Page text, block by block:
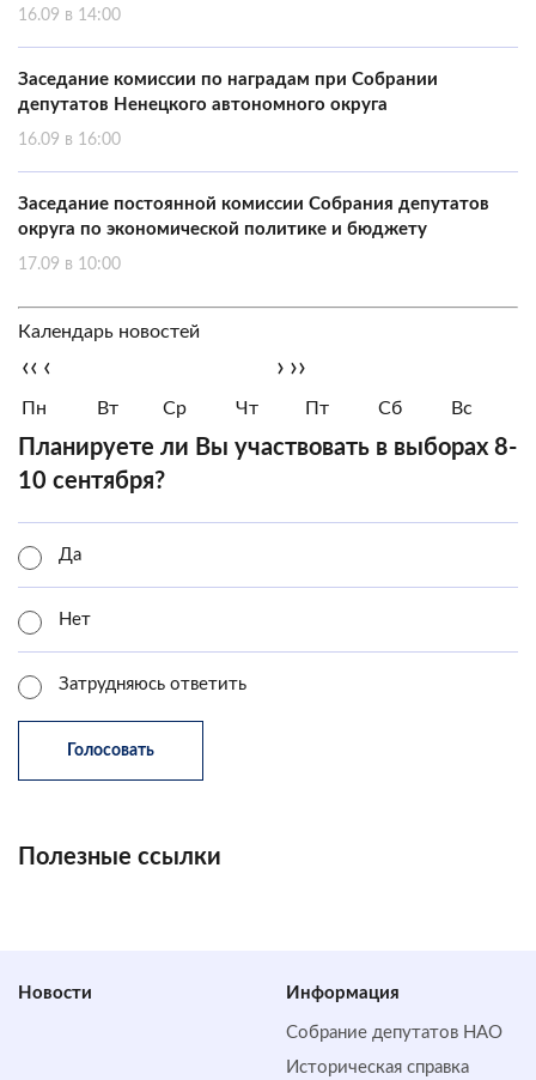
16.09 в 14:00
Заседание комиссии по наградам при Собрании
депутатов Ненецкого автономного округа
16.09 в 16:00
Заседание постоянной комиссии Собрания депутатов
округа по экономической политике и бюджету
17.09 в 10:00
Календарь новостей
‹‹ ‹ › ››
Пн Вт Ср Чт Пт Сб Вс
Планируете ли Вы участвовать в выборах 8-
10 сентября?
Да
Нет
Затрудняюсь ответить
Полезные ссылки
Новости Информация
Собрание депутатов НАО
Историческая справка